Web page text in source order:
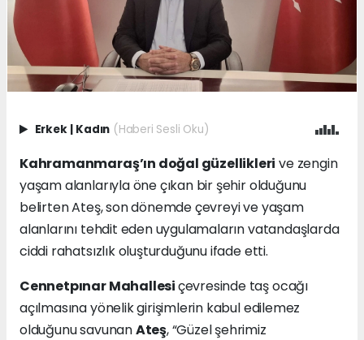
Erkek | Kadın (Haberi Sesli Oku)
Kahramanmaraş’ın doğal güzellikleri ve zengin
yaşam alanlarıyla öne çıkan bir şehir olduğunu
belirten Ateş, son dönemde çevreyi ve yaşam
alanlarını tehdit eden uygulamaların vatandaşlarda
ciddi rahatsızlık oluşturduğunu ifade etti.
Cennetpınar Mahallesiçevresinde taş ocağı
açılmasına yönelik girişimlerin kabul edilemez
olduğunu savunanAteş, “Güzel şehrimiz